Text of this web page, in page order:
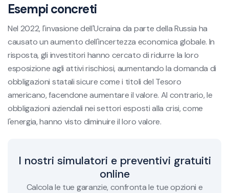
Esempi concreti
Nel 2022, l'invasione dell'Ucraina da parte della Russia ha
causato un aumento dell'incertezza economica globale. In
risposta, gli investitori hanno cercato di ridurre la loro
esposizione agli attivi rischiosi, aumentando la domanda di
obbligazioni statali sicure come i titoli del Tesoro
americano, facendone aumentare il valore. Al contrario, le
obbligazioni aziendali nei settori esposti alla crisi, come
l'energia, hanno visto diminuire il loro valore.
I nostri simulatori e preventivi gratuiti
online
Calcola le tue garanzie, confronta le tue opzioni e